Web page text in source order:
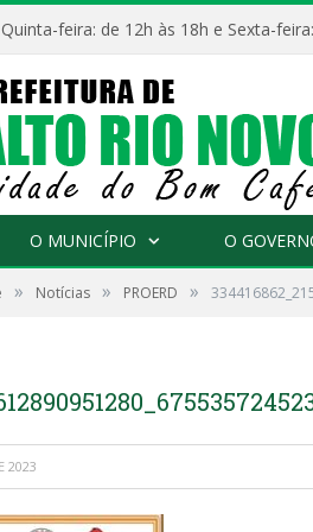
feira: de 12h às 18h e Sexta-
O MUNICÍPIO O
» Notícias » PROERD »
2023